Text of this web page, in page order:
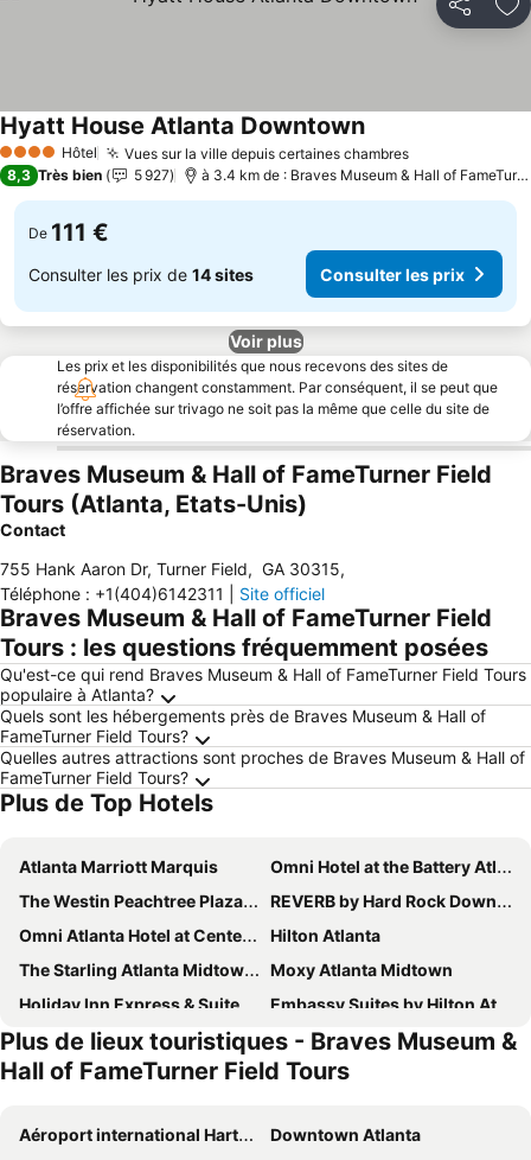
Partager
4 Étoiles Hôtel Vues sur la ville depuis certaines chambres
Hyatt House Atlanta Downtown
8,3 Très bien 5 927 à 3.4 km de : Braves Museum & Hall of FameTurner Field Tours
De 111 €
Consulter les prix de 14 sites Consulter les prix
Voir plus
Les prix et les disponibilités que nous recevons des sites de
réservation changent constamment. Par conséquent, il se peut que
l’offre affichée sur trivago ne soit pas la même que celle du site de
réservation.
Braves Museum & Hall of FameTurner Field
Tours (Atlanta, Etats-Unis)
Contact
755 Hank Aaron Dr, Turner Field, GA 30315,
Téléphone : +1(404)6142311 Site officiel
Braves Museum & Hall of FameTurner Field
Tours : les questions fréquemment posées
Qu'est-ce qui rend Braves Museum & Hall of FameTurner Field Tours
populaire à Atlanta?
Quels sont les hébergements près de Braves Museum & Hall of
FameTurner Field Tours?
Quelles autres attractions sont proches de Braves Museum & Hall of
FameTurner Field Tours?
Plus de Top Hotels
Atlanta Marriott Marquis
Omni Hotel at the Battery Atlanta
The Westin Peachtree Plaza, Atlanta
REVERB by Hard Rock Downtown Atlanta
Omni Atlanta Hotel at Centennial Park
Hilton Atlanta
The Starling Atlanta Midtown, Curio Collection by Hilton
Moxy Atlanta Midtown
Holiday Inn Express & Suites Atlanta Downtown By Ihg
Embassy Suites by Hilton Atlanta Airport
Intercontinental Hotels Buckhead Atlanta By Ihg
Renaissance Atlanta Waverly Hotel & Convention Center
SpringHill Suites by Marriott Atlanta Downtown
AC Hotel Atlanta Midtown
Hampton Inn & Suites Atlanta Buckhead Place
Atlanta Marriott Suites Midtown
Plus de lieux touristiques - Braves Museum &
Hall of FameTurner Field Tours
Aéroport international Hartsfield-Jackson d'Atlanta
Downtown Atlanta